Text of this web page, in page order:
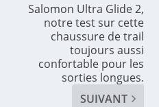
Salomon Ultra Glide 2,
notre test sur cette
chaussure de trail
toujours aussi
confortable pour les
sorties longues.
SUIVANT